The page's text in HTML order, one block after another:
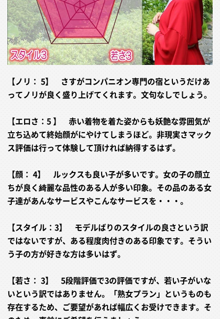
【ノリ： 5】 さすがコンパニオン専門の宿というだけあ
ってノリが良く盛り上げてくれます。文句なしでしょう。
【エロさ：5 】 赤い着物を着た姿からも妖艶な雰囲気が
立ち込めて終始顔がにやけてしまうほど。非現実さマック
ス評価は行って体験して頂ければ納得するはず。
【顔： 4】 ルックスも良い子が多いです。女の子の顔立
ちが良く綺麗な品性のある人が多い印象。その品のある女
子達があんなサービスやこんなサービスを・・・。
【スタイル：3】 モデルばりのスタイルの良さという訳
ではないですが、ある程度肉付きのある印象です。そうい
う子の方が好きな方は多いはず。
【若さ： 3】 5段階評価で3の評価ですが、若い子がいな
いという訳ではありません。「熟女プラン」というものも
存在するため、ご要望があれば幅広くお受けできます。そ